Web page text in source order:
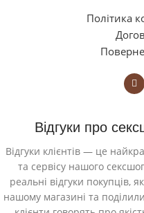
Політика
Відгуки про
Відгуки клієнтів — це
та сервісу нашого
реальні відгуки покупців,
нашому магазині та